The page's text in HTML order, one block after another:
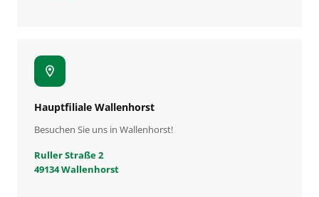
location_on
Hauptfiliale Wallenhorst
Besuchen Sie uns in Wallenhorst!
Ruller Straße 2
49134 Wallenhorst